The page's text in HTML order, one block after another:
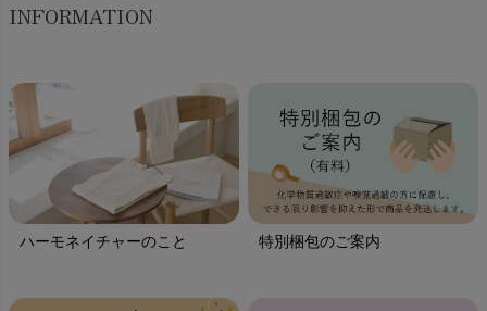
INFORMATION
ハーモネイチャーのこと 特別梱包のご案内